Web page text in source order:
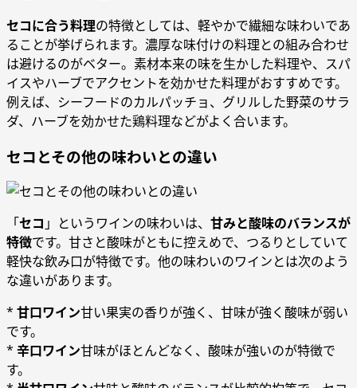
セコに合う料理の特徴としては、軽やかで繊細な味わいであ
ることが挙げられます。濃厚な味付けの料理との組み合わせ
は避けるのがベター。素材本来の味を生かした料理や、スパ
イスやハーブでアクセントを効かせた料理がおすすめです。
例えば、シーフードのカルパッチョ、グリルした野菜のサラ
ダ、ハーブを効かせた鶏料理などがよく合います。
セコとその他の味わいとの違い
「セコ 」というワインの味わいは、 甘みと酸味のバランスが
特徴です。甘さと酸味がともに控えめで、つるりとしていて
軽快な飲み口が特徴です。他の味わいのワインとは次のよう
な違いがあります。
* 甘口ワイン甘い果実の香りが強く、甘味が強く酸味が弱い
です。
* 辛口ワイン甘味がほとんどなく、酸味が強いのが特徴で
す。